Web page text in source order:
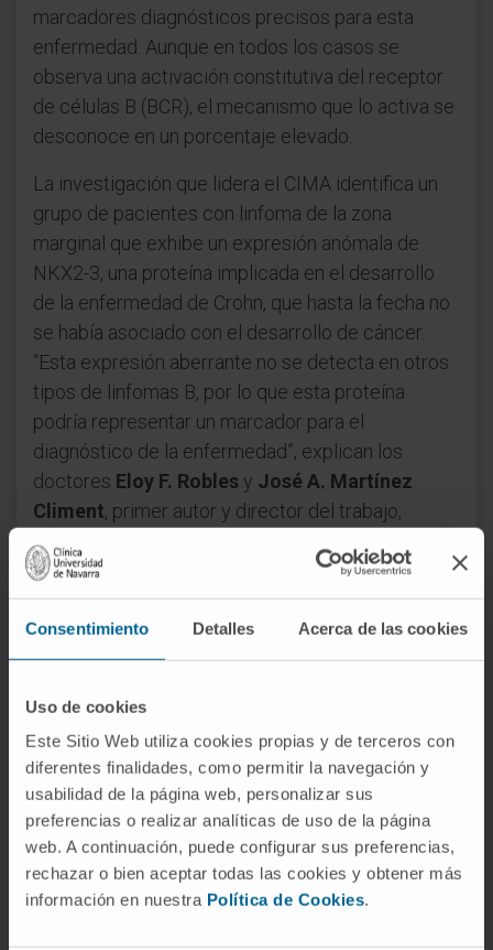
Consentimiento Detalles Acerca de las cookies
Uso de cookies
Este Sitio Web utiliza cookies propias y de terceros con
diferentes finalidades, como permitir la navegación y
usabilidad de la página web, personalizar sus
preferencias o realizar analíticas de uso de la página
web. A continuación, puede configurar sus preferencias,
rechazar o bien aceptar todas las cookies y obtener más
información en nuestra Política de Cookies.
marcadores diagnósticos precisos para esta
enfermedad. Aunque en todos los casos se
observa una activación constitutiva del receptor
de células B (BCR), el mecanismo que lo activa se
desconoce en un porcentaje elevado.
La investigación que lidera el CIMA identifica un
grupo de pacientes con linfoma de la zona
marginal que exhibe un expresión anómala de
NKX2-3, una proteína implicada en el desarrollo
de la enfermedad de Crohn, que hasta la fecha no
se había asociado con el desarrollo de cáncer.
“Esta expresión aberrante no se detecta en otros
tipos de linfomas B, por lo que esta proteína
podría representar un marcador para el
diagnóstico de la enfermedad”, explican los
doctores Eloy F. Robles y José A. Martínez
Climent, primer autor y director del trabajo,
respectivamente, en el que colaboran
investigadores del
Centro Nacional de
Biotecnología del CSIC(CNB-CSIC) de Madrid y
de otros centros de Reino Unido, Hungría, Bélgica
y Alemania.
En el trabajo se ha descrito un nuevo modelo
transgénico de ratón que desarrolla linfomas de la
zona marginal con características superponibles a
los tumores en pacientes. “Nuestros resultados
sugieren que la proteína NKX2-3 activa el BCR en
linfomas de la zona marginal y promueve de esta
forma el desarrollo tumoral”.